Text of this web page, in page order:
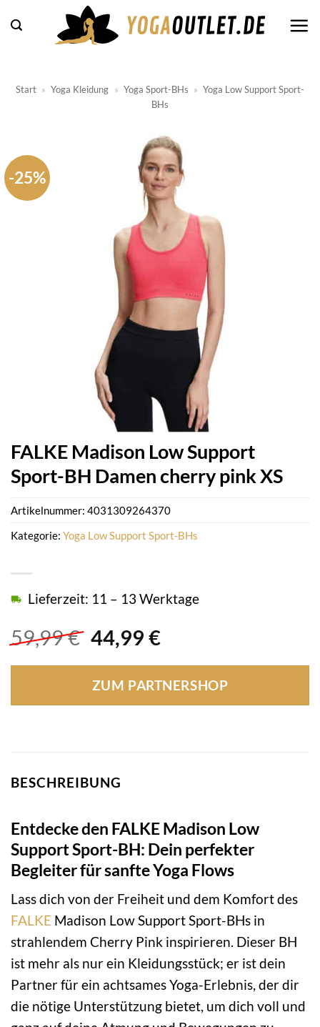
Inhalt
Start » Yoga Kleidung » Yoga Sport-BHs » Yoga Low Support Sport-
BHs
-25%
FALKE Madison Low Support
Sport-BH Damen cherry pink XS
59,99€ Ursprünglicher
war:
59,99 €
44,99 €Aktueller
ist:
44,99 €.
Lieferzeit: 11 – 13 Werktage
ZUM PARTNERSHOP
Artikelnummer: 4031309264370
Kategorie: Yoga Low Support Sport-BHs
BESCHREIBUNG
Entdecke den FALKE Madison Low
Support Sport-BH: Dein perfekter
Begleiter für sanfte Yoga Flows
Lass dich von der Freiheit und dem Komfort des
FALKE Madison Low Support Sport-BHs in
strahlendem Cherry Pink inspirieren. Dieser BH
ist mehr als nur ein Kleidungsstück; er ist dein
Partner für ein achtsames Yoga-Erlebnis, der dir
die nötige Unterstützung bietet, um dich voll und